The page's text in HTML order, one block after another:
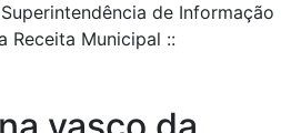
de Informação
Receita Municipal ::